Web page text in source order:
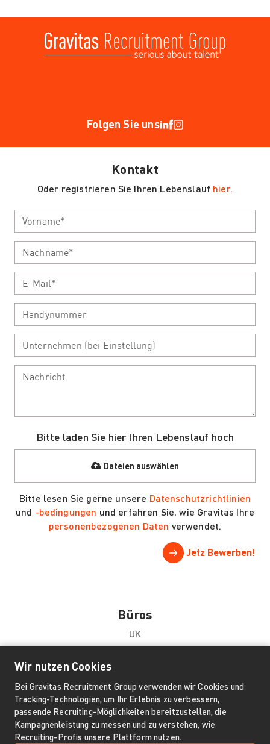
Wir nutzen Cookies
Bei Gravitas Recruitment Group verwenden wir Cookies und
Tracking-Technologien, um Ihr Erlebnis zu verbessern,
passende Recruiting-Möglichkeiten bereitzustellen, die
Kampagnenleistung zu messen und zu verstehen, wie
Recruiting-Profis unsere Plattform nutzen.
Folgen Sie uns
Kontakt
Oder registrieren Sie Ihren Lebenslauf hier.
Bitte laden Sie hier Ihren Lebenslauf hoch
Bitte lesen Sie gerne unsere Datenschutzrichtlinien
und -bedingungen und erfahren Sie, wie Gravitas Ihre
personenbezogenen Daten verwendet.
Büros
UK
Hong Kong & China
Singapur
Information
Kontakt